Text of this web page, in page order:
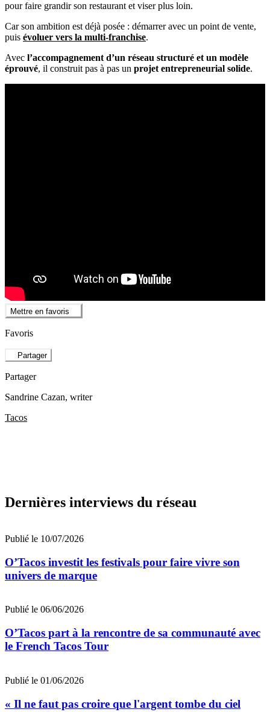
pour faire grandir son restaurant et viser plus loin.
Car son ambition est déjà posée : démarrer avec un point de vente,
puis évoluer vers la multi-franchise.
Avec l’accompagnement d’un réseau structuré et un modèle
éprouvé, il construit pas à pas un projet entrepreneurial solide.
Mettre en favoris
Favoris
Partager
Partager
Sandrine Cazan, writer
Tacos
Dernières interviews du réseau
Publié le 10/07/2026
O’Tacos investit les festivals pour faire vivre son
univers de marque
Publié le 06/06/2026
O’Tacos part à la rencontre de sa communauté avec
le French Tacos Tour
Publié le 01/06/2026
« Il ne faut pas croire que l'argent tombe du ciel